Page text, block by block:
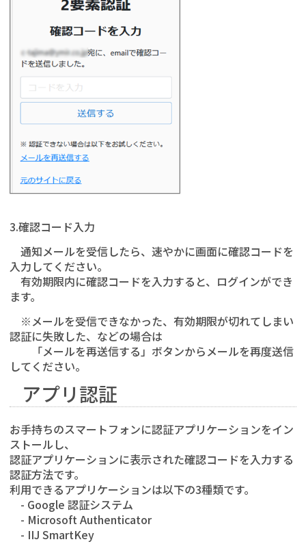
3.確認コード入力
通知メールを受信したら、速やかに画面に確認コードを
入力してください。
有効期限内に確認コードを入力すると、ログインができ
ます。
※メールを受信できなかった、有効期限が切れてしまい
認証に失敗した、などの場合は
「メールを再送信する」ボタンからメールを再度送信
してください。
アプリ認証
お手持ちのスマートフォンに認証アプリケーションをイン
ストールし、
認証アプリケーションに表示された確認コードを入力する
認証方法です。
利用できるアプリケーションは以下の3種類です。
- Google 認証システム
- Microsoft Authenticator
- IIJ SmartKey